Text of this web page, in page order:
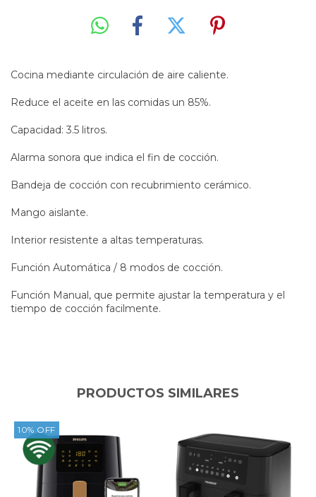
Cocina mediante circulación de aire caliente.
Reduce el aceite en las comidas un 85%.
Capacidad: 3.5 litros.
Alarma sonora que indica el fin de cocción.
Bandeja de cocción con recubrimiento cerámico.
Mango aislante.
Interior resistente a altas temperaturas.
Función Automática / 8 modos de cocción.
Función Manual, que permite ajustar la temperatura y el
tiempo de cocción facilmente.
PRODUCTOS SIMILARES
10% OFF